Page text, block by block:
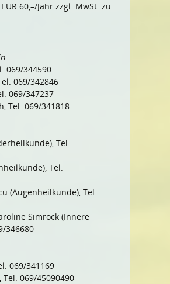
60,–/Jahr zzgl. MwSt. zu
069/344590
069/342846
069/347237
Tel. 069/341818
Tel.
Tel.
(Augenheilkunde), Tel.
Simrock (Innere
346680
069/341169
, Tel. 069/45090490